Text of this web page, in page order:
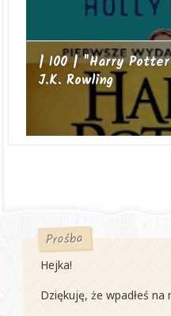
| 100 | "Harry
J.K. Rowling
Prośba
Hejka!
Dziękuję, że wpadłeś